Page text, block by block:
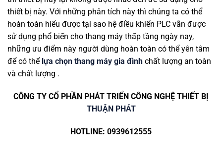
thiết bị này. Với những phân tích này thì chúng ta có thể
hoàn toàn hiểu được tại sao hệ điều khiển PLC vẫn được
sử dụng phổ biến cho thang máy thấp tầng ngày nay,
những ưu điểm này người dùng hoàn toàn có thể yên tâm
để có thể lựa chọn thang máy gia đình chất lượng an toàn
và chất lượng .
CÔNG TY CỔ PHẦN PHÁT TRIỂN CÔNG NGHỆ THIẾT BỊ
THUẬN PHÁT
HOTLINE: 0939612555